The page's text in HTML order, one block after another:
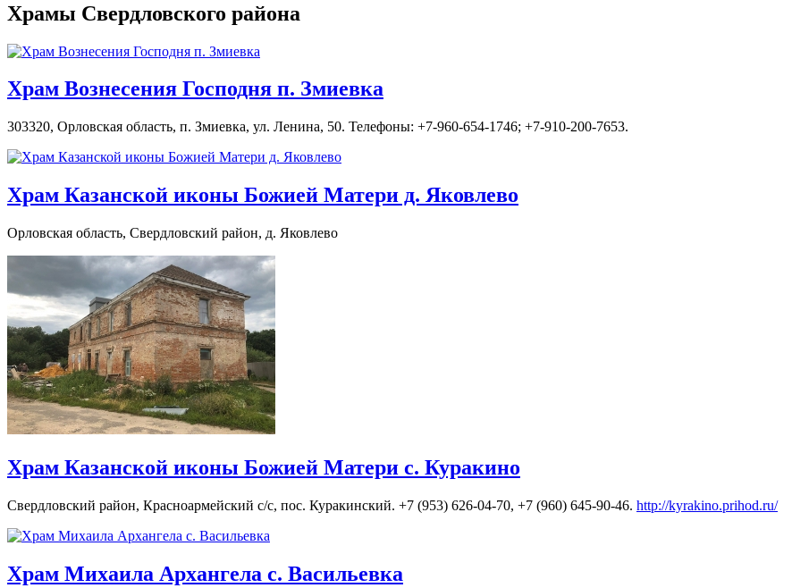
Храмы Свердловского района
Храм Вознесения Господня п. Змиевка
303320, Орловская область, п. Змиевка, ул. Ленина, 50. Телефоны: +7-960-654-1746; +7-910-200-7653.
Храм Казанской иконы Божией Матери д. Яковлево
Орловская область, Свердловский район, д. Яковлево
Храм Казанской иконы Божией Матери с. Куракино
Свердловский район, Красноармейский с/с, пос. Куракинский. +7 (953) 626-04-70, +7 (960) 645-90-46. http://kyrakino.prihod.ru/
Храм Михаила Архангела с. Васильевка